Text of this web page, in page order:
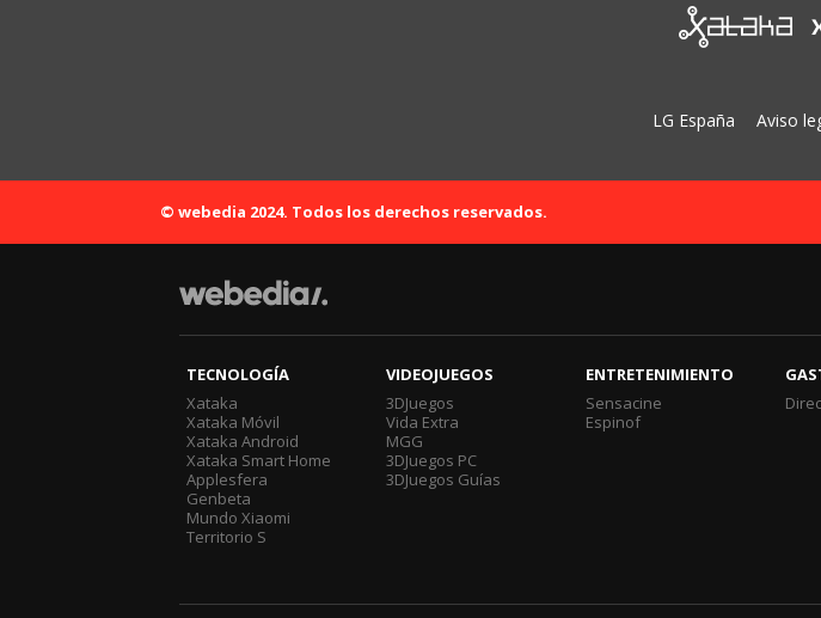
LG España Aviso
© webedia 2024. Todos los derechos reservados.
TECNOLOGÍA
Xataka
Xataka Móvil
Xataka Android
Xataka Smart Home
Applesfera
Genbeta
Mundo Xiaomi
Territorio S
VIDEOJUEGOS
3DJuegos
Vida Extra
MGG
3DJuegos PC
3DJuegos Guías
ENTRETENIMIENTO
Sensacine
Espinof